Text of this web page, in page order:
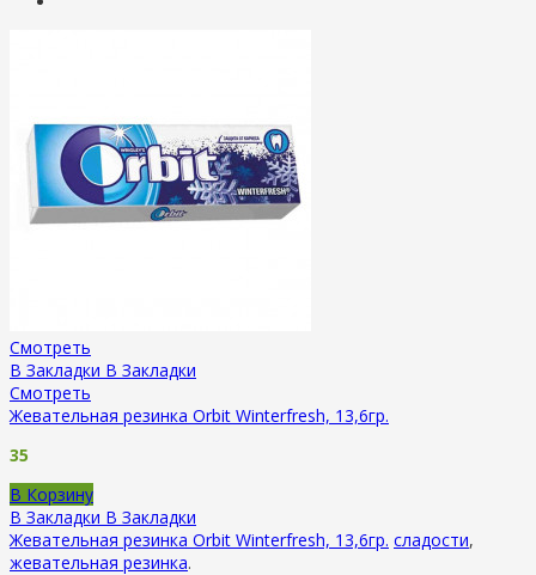
Смотреть
В Закладки В Закладки
Смотреть
Жевательная резинка Orbit Winterfresh, 13,6гр.
35
В Корзину
В Закладки В Закладки
Жевательная резинка Orbit Winterfresh, 13,6гр. сладости,
жевательная резинка.